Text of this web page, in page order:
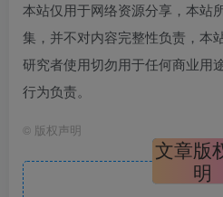
本站仅用于网络资源分享，本站
集，并不对内容完整性负责，本
研究者使用切勿用于任何商业用
行为负责。
© 版权声明
文章版
明